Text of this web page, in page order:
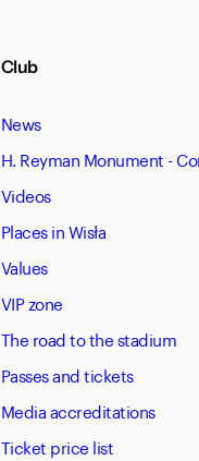
Club
News
H. Reyman Monument -
Videos
Places in Wisła
Values
VIP zone
The road to the stadium
Passes and tickets
Media accreditations
Ticket price list